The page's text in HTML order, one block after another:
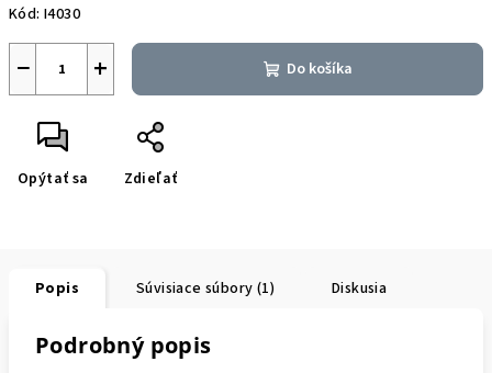
Kód: I4030
+
− Do košíka
Opýtať sa Zdieľať
Popis Súvisiace súbory (1) Diskusia
Podrobný popis